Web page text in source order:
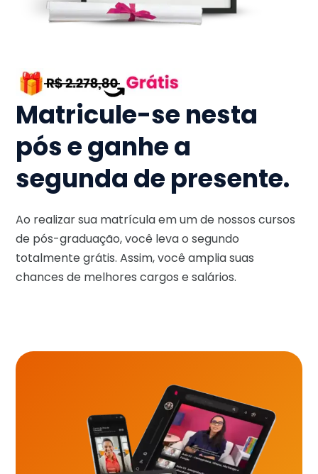
Matricule-se nesta
pós e ganhe a
segunda de presente.
Ao realizar sua matrícula em um de nossos cursos
de pós-graduação, você leva o segundo
totalmente grátis. Assim, você amplia suas
chances de melhores cargos e salários.